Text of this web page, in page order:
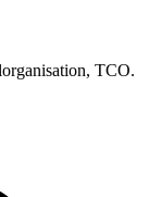
TCO.